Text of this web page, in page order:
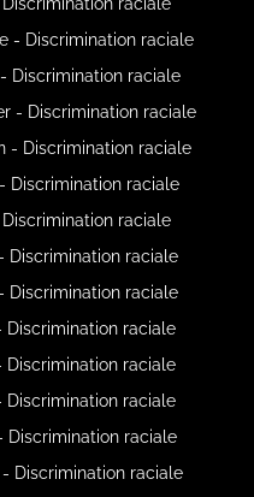
- Discrimination raciale
Discrimination raciale
- Discrimination raciale
- Discrimination raciale
Discrimination raciale
raciale
Discrimination raciale
Discrimination raciale
Discrimination raciale
Discrimination raciale
Discrimination raciale
Discrimination raciale
Discrimination raciale